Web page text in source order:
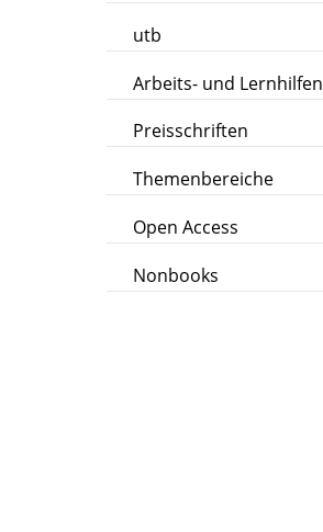
utb
Arbeits- und Lernhilfen
Preisschriften
Themenbereiche
Open Access
Nonbooks